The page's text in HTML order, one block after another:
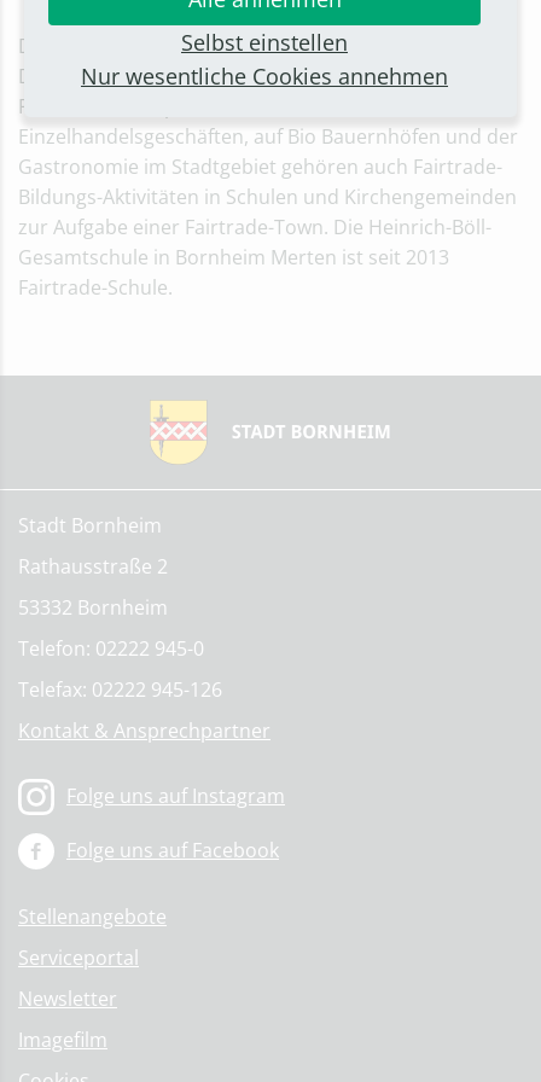
Die Stadt Bornheim ist seit 2012 „Fairtrade-Town“ in
Deutschland. Neben dem Angebot von Fairtrade-
Produkten in Supermärkten, Discountern,
Einzelhandelsgeschäften, auf Bio Bauernhöfen und der
Gastronomie im Stadtgebiet gehören auch Fairtrade-
Bildungs-Aktivitäten in Schulen und Kirchengemeinden
zur Aufgabe einer Fairtrade-Town. Die Heinrich-Böll-
Gesamtschule in Bornheim Merten ist seit 2013
Fairtrade-Schule.
Stadt Bornheim
Rathausstraße 2
53332 Bornheim
Telefon: 02222 945-0
Telefax: 02222 945-126
Kontakt & Ansprechpartner
Folge uns auf Instagram
Folge uns auf Facebook
Stellenangebote
Serviceportal
Newsletter
Imagefilm
Selbst einstellen
Nur wesentliche Cookies annehmen